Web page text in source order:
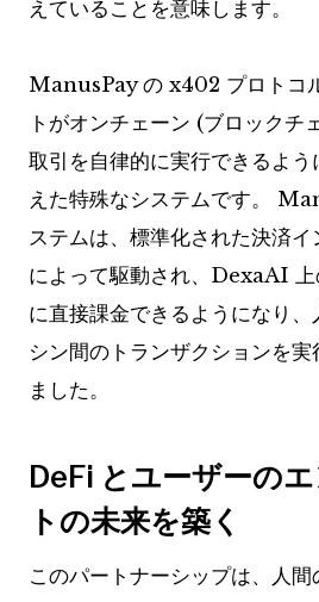
えていることを意味します。
ManusPay の x402 プロトコ
トがオンチェーン (ブロックチ
取引を自律的に実行できるよ
えた特殊なシステムです。
ステムは、標準化された決済
によって駆動され、DexaAI
に直接課金できるようになり
シン間のトランザクションを実
ました。
DeFi とユーザーの
トの未来を築く
このパートナーシップは、人間